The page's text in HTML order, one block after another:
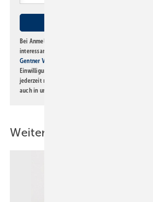
Bei Anmeldung zu diesem Newsletter bin ich damit
interessante Verlags- und Online-Angebote
Gentner Verlag GmbH & Co. KG
Einwilligung kann ich jederzeit widerrufen und eine
jederzeit möglich. Informationen zum Umgang mit
auch in unserer
Weitere Inhalte